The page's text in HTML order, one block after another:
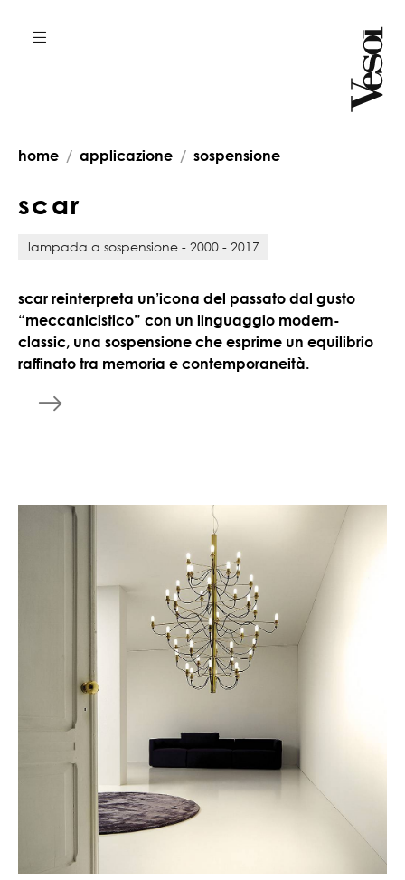
home applicazione sospensione
scar
lampada a sospensione - 2000 - 2017
scar reinterpreta un’icona del passato dal gusto
“meccanicistico” con un linguaggio modern-
classic, una sospensione che esprime un equilibrio
raffinato tra memoria e contemporaneità.